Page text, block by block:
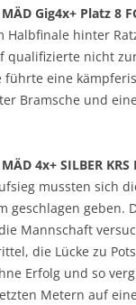
Gig4x+ Platz 8
Halbfinale hinter
qualifizierte nicht
führte eine
Bramsche und
4x+ SILBER KRS
mussten sich
geschlagen geben.
Mannschaft
die Lücke zu
Erfolg und so
Metern auf